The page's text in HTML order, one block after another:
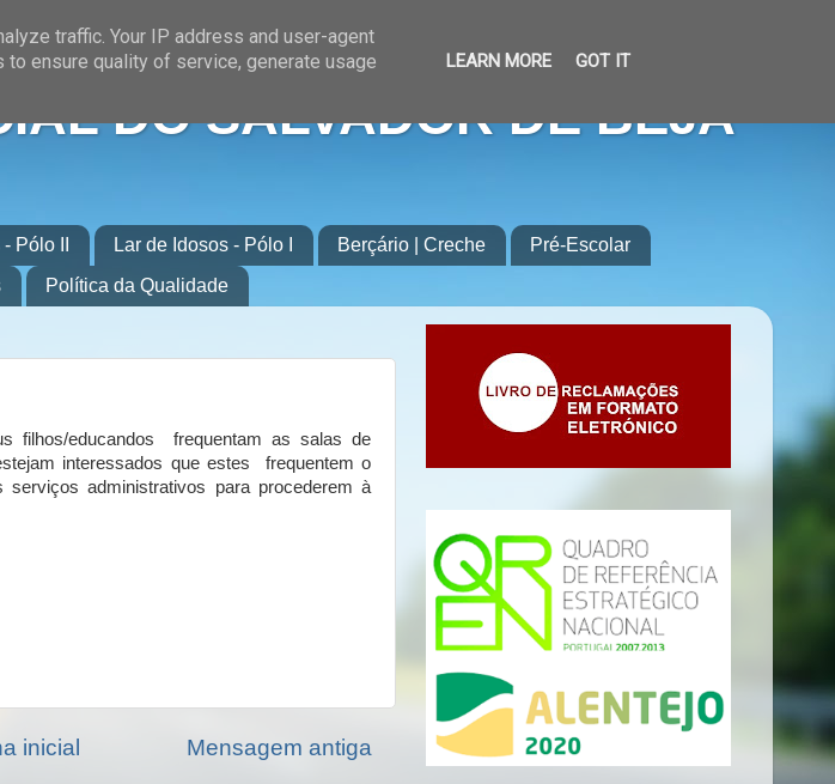
DO SALVADOR DE BEJA
Pólo II Lar de Idosos - Pólo I Berçário | Creche
Pré-Escolar
Política da Qualidade
filhos/educandos frequentam as salas de
interessados que estes frequentem o
administrativos para procederem à
Mensagem antiga
inicial
traffic. Your IP address and user-agent
ensure quality of service, generate usage
LEARN MORE GOT IT